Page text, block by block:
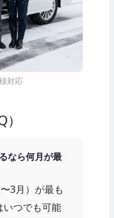
対応
なら何月が最
3月）が最も
いつでも可能